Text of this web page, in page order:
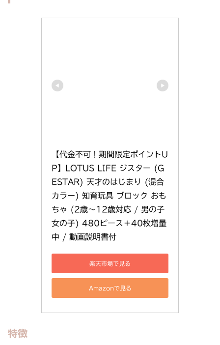
【代金不可！期間限定ポイントU
P】LOTUS LIFE ジスター (G
ESTAR) 天才のはじまり (混合
カラー) 知育玩具 ブロック おも
ちゃ (2歳〜12歳対応 / 男の子
女の子) 480ピース＋40枚増量
中 / 動画説明書付
楽天市場で見る
Amazonで見る
特徴